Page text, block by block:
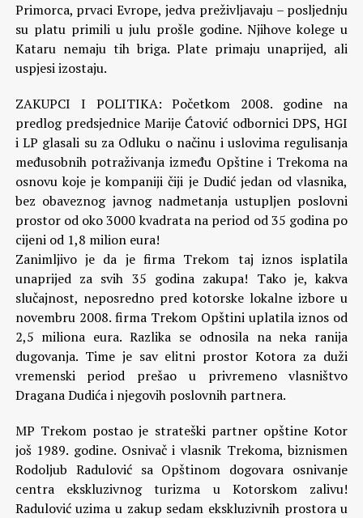
Primorca, prvaci Evrope, jedva preživljavaju – posljednju
su platu primili u julu prošle godine. Njihove kolege u
Kataru nemaju tih briga. Plate primaju unaprijed, ali
uspjesi izostaju.
ZAKUPCI I POLITIKA: Početkom 2008. godine na
predlog predsjednice Marije Ćatović odbornici DPS, HGI
i LP glasali su za Odluku o načinu i uslovima regulisanja
međusobnih potraživanja između Opštine i Trekoma na
osnovu koje je kompaniji čiji je Dudić jedan od vlasnika,
bez obaveznog javnog nadmetanja ustupljen poslovni
prostor od oko 3000 kvadrata na period od 35 godina po
cijeni od 1,8 milion eura!
Zanimljivo je da je firma Trekom taj iznos isplatila
unaprijed za svih 35 godina zakupa! Tako je, kakva
slučajnost, neposredno pred kotorske lokalne izbore u
novembru 2008. firma Trekom Opštini uplatila iznos od
2,5 miliona eura. Razlika se odnosila na neka ranija
dugovanja. Time je sav elitni prostor Kotora za duži
vremenski period prešao u privremeno vlasništvo
Dragana Dudića i njegovih poslovnih partnera.
MP Trekom postao je strateški partner opštine Kotor
još 1989. godine. Osnivač i vlasnik Trekoma, biznismen
Rodoljub Radulović sa Opštinom dogovara osnivanje
centra ekskluzivnog turizma u Kotorskom zalivu!
Radulović uzima u zakup sedam ekskluzivnih prostora u